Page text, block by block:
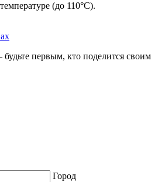
(до 110°C).
первым, кто поделится своим
Город